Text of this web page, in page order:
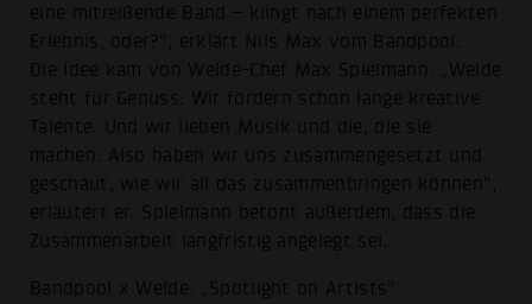
eine mitreißende Band – klingt nach einem perfekten
Erlebnis, oder?“, erklärt Nils Max vom Bandpool.
Die Idee kam von Welde-Chef Max Spielmann: „Welde
steht für Genuss. Wir fördern schon lange kreative
Talente. Und wir lieben Musik und die, die sie
machen. Also haben wir uns zusammengesetzt und
geschaut, wie wir all das zusammenbringen können“,
erläutert er. Spielmann betont außerdem, dass die
Zusammenarbeit langfristig angelegt sei.
Bandpool x Welde: „Spotlight on Artists“